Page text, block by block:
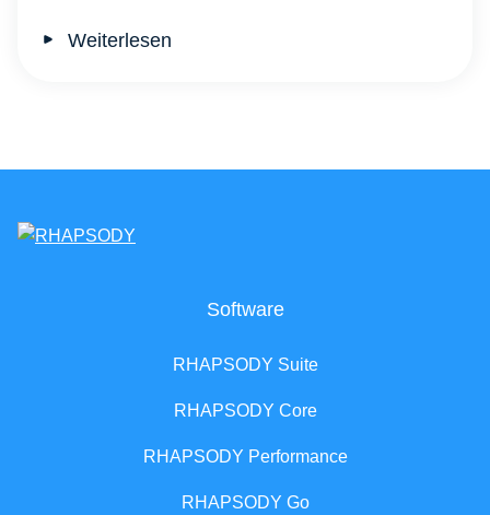
Weiterlesen
Software
RHAPSODY Suite
RHAPSODY Core
RHAPSODY Performance
RHAPSODY Go